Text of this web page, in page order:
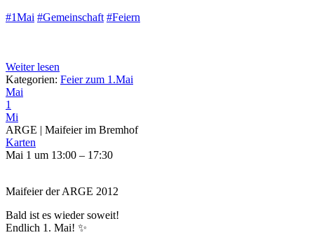
#1Mai #Gemeinschaft #Feiern
Weiter lesen
Kategorien: Feier zum 1.Mai
Mai
1
Mi
ARGE | Maifeier im Bremhof
Karten
Mai 1 um 13:00 – 17:30
Maifeier der ARGE 2012
Bald ist es wieder soweit!
Endlich 1. Mai! ✨